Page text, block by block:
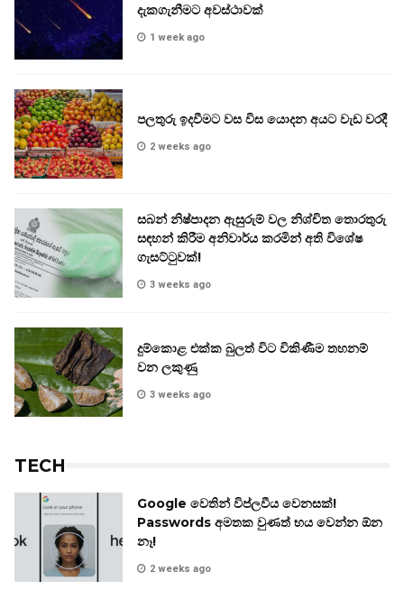
දැකගැනීමට අවස්ථාවක්
1 week ago
පලතුරු ඉදවීමට වස විස යොදන අයට වැඩ වරදී
2 weeks ago
සබන් නිෂ්පාදන ඇසුරුම් වල නිශ්චිත තොරතුරු
සඳහන් කිරීම අනිවාර්ය කරමින් අති විශේෂ
ගැසට්ටුවක්!
3 weeks ago
දුම්කොළ එක්ක බුලත් විට විකිණීම තහනම්
වන ලකුණු
3 weeks ago
TECH
Google වෙතින් විප්ලවීය වෙනසක්!
Passwords අමතක වුණත් භය වෙන්න ඕන
නෑ!
2 weeks ago